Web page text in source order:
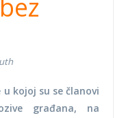
kojoj su se članovi
građana, na